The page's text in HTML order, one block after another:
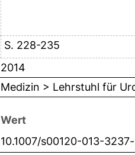
S. 228-235
2014
Medizin > Lehrstuhl für
Wert
10.1007/s00120-013-